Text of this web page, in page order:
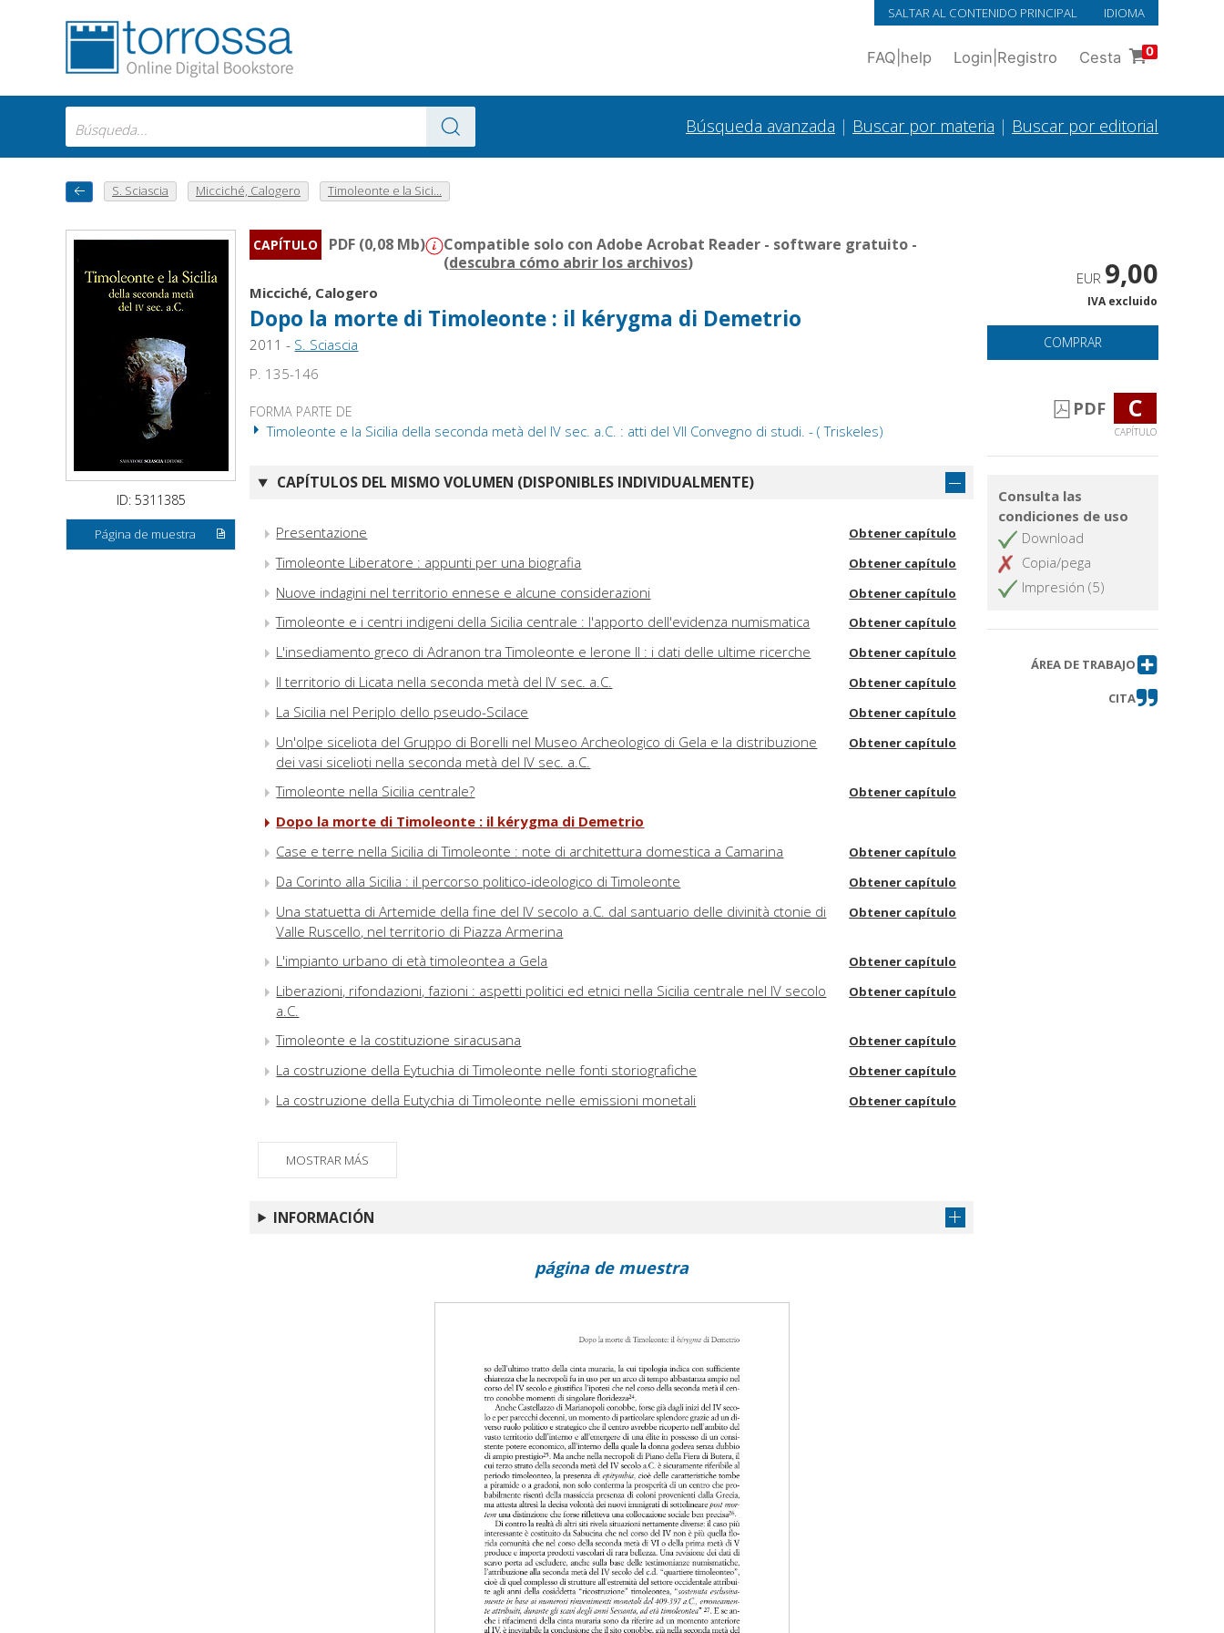
SALTAR AL CONTENIDO PRINCIPAL IDIOMA
FAQ help Login Registro Cesta 0
Búsqueda avanzada | Buscar por materia | Buscar por editorial
S. Sciascia Micciché, Calogero Timoleonte e la Sici...
ID: 5311385
Página de muestra
CAPÍTULO PDF (0,08 Mb)
Compatible solo con Adobe Acrobat Reader - software gratuito -
(descubra cómo abrir los archivos)
Micciché, Calogero
Dopo la morte di Timoleonte : il kérygma di Demetrio
2011 - S. Sciascia
P. 135-146
FORMA PARTE DE
Timoleonte e la Sicilia della seconda metà del IV sec. a.C. : atti del VII Convegno di studi. - ( Triskeles)
CAPÍTULOS DEL MISMO VOLUMEN (DISPONIBLES INDIVIDUALMENTE)
Presentazione Obtener capítulo
Timoleonte Liberatore : appunti per una biografia Obtener capítulo
Nuove indagini nel territorio ennese e alcune considerazioni Obtener capítulo
Timoleonte e i centri indigeni della Sicilia centrale : l'apporto dell'evidenza numismatica Obtener capítulo
L'insediamento greco di Adranon tra Timoleonte e Ierone II : i dati delle ultime ricerche Obtener capítulo
Il territorio di Licata nella seconda metà del IV sec. a.C. Obtener capítulo
La Sicilia nel Periplo dello pseudo-Scilace Obtener capítulo
Un'olpe siceliota del Gruppo di Borelli nel Museo Archeologico di Gela e la distribuzione
dei vasi sicelioti nella seconda metà del IV sec. a.C.
Obtener capítulo
Timoleonte nella Sicilia centrale? Obtener capítulo
Dopo la morte di Timoleonte : il kérygma di Demetrio
Case e terre nella Sicilia di Timoleonte : note di architettura domestica a Camarina
Obtener capítulo
Da Corinto alla Sicilia : il percorso politico-ideologico di Timoleonte Obtener capítulo
Una statuetta di Artemide della fine del IV secolo a.C. dal santuario delle divinità ctonie di
Valle Ruscello, nel territorio di Piazza Armerina
Obtener capítulo
L'impianto urbano di età timoleontea a Gela Obtener capítulo
Liberazioni, rifondazioni, fazioni : aspetti politici ed etnici nella Sicilia centrale nel IV secolo
a.C.
Obtener capítulo
Timoleonte e la costituzione siracusana Obtener capítulo
La costruzione della Eytuchia di Timoleonte nelle fonti storiografiche Obtener capítulo
La costruzione della Eutychia di Timoleonte nelle emissioni monetali Obtener capítulo
MOSTRAR MÁS
INFORMACIÓN
EUR 9,00
IVA excluido
COMPRAR
PDF C
CAPÍTULO
Consulta las
condiciones de uso
Download
Copia/pega
Impresión (5)
ÁREA DE TRABAJO
CITA
página de muestra